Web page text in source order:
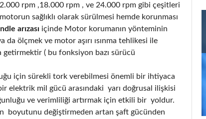
rpm ,18.000 rpm , ve 24.000 rpm gibi çeşitleri
sağlıklı olarak sürülmesi hemde korunması
arızası içinde Motor korumanın yönteminin
da ölçmek ve motor aşırı ısınma tehlikesi ile
getirmektir ( bu fonksiyon bazı sürücü
için sürekli tork verebilmesi önemli bir ihtiyaca
elektrik mil gücü arasındaki yarı doğrusal ilişkisi
ve verimliliği artırmak için etkili bir yoldur.
boyutunu değiştirmeden artan şaft gücünden